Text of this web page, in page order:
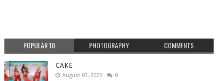
POPULAR 10 PHOTOGRAPHY COMMENTS
CAKE
August 03, 2023 0